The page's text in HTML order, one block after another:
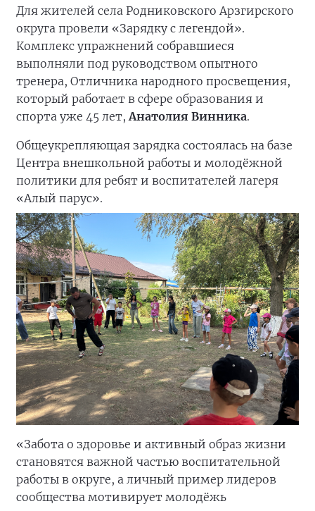
Для жителей села Родниковского Арзгирского
округа провели «Зарядку с легендой».
Комплекс упражнений собравшиеся
выполняли под руководством опытного
тренера, Отличника народного просвещения,
который работает в сфере образования и
спорта уже 45 лет, Анатолия Винника.
Общеукрепляющая зарядка состоялась на базе
Центра внешкольной работы и молодёжной
политики для ребят и воспитателей лагеря
«Алый парус».
«Забота о здоровье и активный образ жизни
становятся важной частью воспитательной
работы в округе, а личный пример лидеров
сообщества мотивирует молодёжь